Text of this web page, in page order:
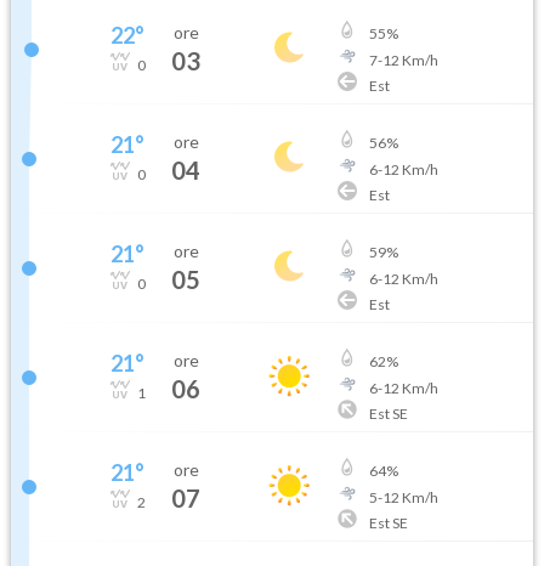
22°
0
ore
03
55%
7-12 Km/h
Est
21°
0
ore
04
56%
6-12 Km/h
Est
21°
0
ore
05
59%
6-12 Km/h
Est
21°
1
ore
06
62%
6-12 Km/h
Est SE
21°
2
ore
07
64%
5-12 Km/h
Est SE